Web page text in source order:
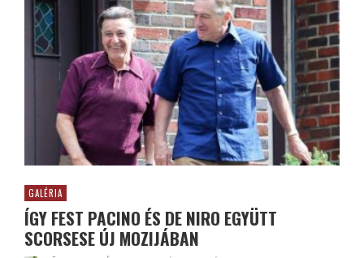
GALÉRIA
ÍGY FEST PACINO ÉS DE NIRO EGYÜTT
SCORSESE ÚJ MOZIJÁBAN